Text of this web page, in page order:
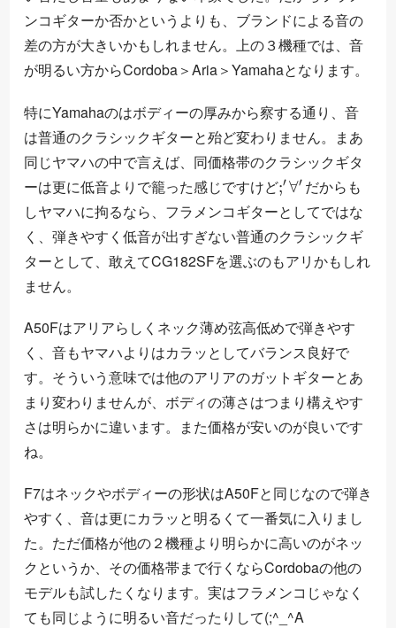
ンコギターか否かというよりも、ブランドによる音の
差の方が大きいかもしれません。上の３機種では、音
が明るい方からCordoba＞Aria＞Yamahaとなります。
特にYamahaのはボディーの厚みから察する通り、音
は普通のクラシックギターと殆ど変わりません。まあ
同じヤマハの中で言えば、同価格帯のクラシックギタ
ーは更に低音よりで籠った感じですけど
′∀′
だからも
しヤマハに拘るなら、フラメンコギターとしてではな
く、弾きやすく低音が出すぎない普通のクラシックギ
ターとして、敢えてCG182SFを選ぶのもアリかもしれ
ません。
A50Fはアリアらしくネック薄め弦高低めで弾きやす
く、音もヤマハよりはカラッとしてバランス良好で
す。そういう意味では他のアリアのガットギターとあ
まり変わりませんが、ボディの薄さはつまり構えやす
さは明らかに違います。また価格が安いのが良いです
ね。
F7はネックやボディーの形状はA50Fと同じなので弾き
やすく、音は更にカラッと明るくて一番気に入りまし
た。ただ価格が他の２機種より明らかに高いのがネッ
クというか、その価格帯まで行くならCordobaの他の
モデルも試したくなります。実はフラメンコじゃなく
ても同じように明るい音だったりして(;^_^A